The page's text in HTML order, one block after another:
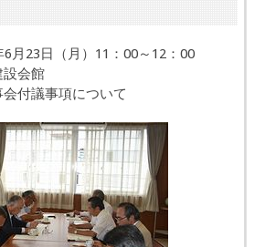
月23日（月）11：00～12：00
会館
付議事項について